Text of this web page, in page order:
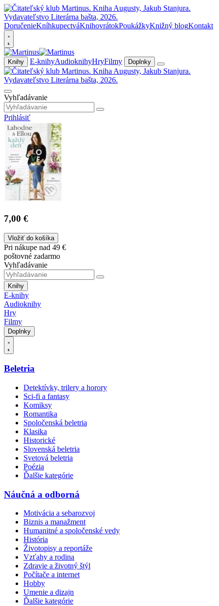
DoručenieKníhkupectváKnihovrátokPoukážkyKnižný blogKontakt
Knihy E-knihyAudioknihyHryFilmy Doplnky
Vyhľadávanie
Prihlásiť
7,00 €
Vložiť do košíka
Pri nákupe nad 49 €
poštovné zadarmo
Vyhľadávanie
Knihy
E-knihy
Audioknihy
Hry
Filmy
Doplnky
Beletria
Detektívky, trilery a horory
Sci-fi a fantasy
Komiksy
Romantika
Spoločenská beletria
Klasika
Historické
Slovenská beletria
Svetová beletria
Poézia
Ďalšie kategórie
Náučná a odborná
Motivácia a sebarozvoj
Biznis a manažment
Humanitné a spoločenské vedy
História
Životopisy a reportáže
Vzťahy a rodina
Zdravie a životný štýl
Počítače a internet
Hobby
Umenie a dizajn
Ďalšie kategórie